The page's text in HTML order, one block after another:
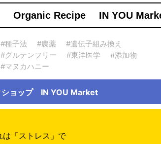
Organic Recipe IN YOU
#種子法 #農薬
#遺伝子組み換え
#グルテンフリー
#東洋医学
#添加物
#マヌカハニー
ショップ IN YOU Market
は「ストレス」で